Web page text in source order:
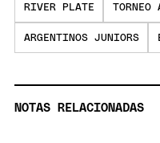
RIVER PLATE TORNEO
ARGENTINOS JUNIORS
NOTAS RELACIONADAS